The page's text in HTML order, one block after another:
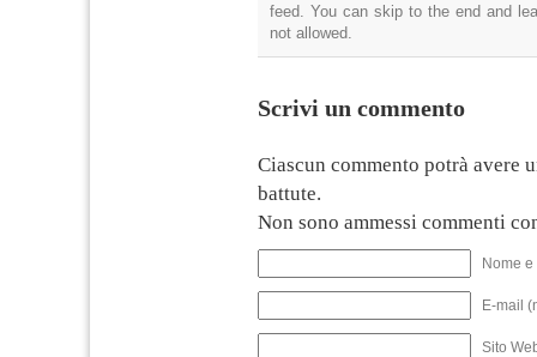
feed. You can skip to the end and
not allowed.
Scrivi un commento
Ciascun commento potrà avere
battute.
Non sono ammessi commenti
Nome
E-mail
Sito